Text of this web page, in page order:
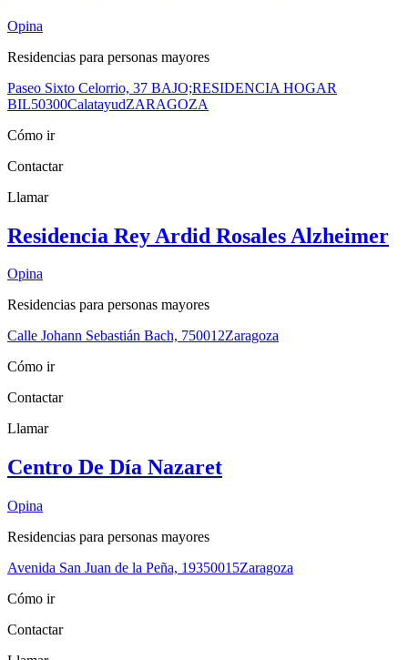
Opina
Residencias para personas mayores
Paseo Sixto Celorrio, 37 BAJO;RESIDENCIA HOGAR
BIL50300CalatayudZARAGOZA
Cómo ir
Contactar
Llamar
Residencia Rey Ardid Rosales Alzheimer
Opina
Residencias para personas mayores
Calle Johann Sebastián Bach, 750012Zaragoza
Cómo ir
Contactar
Llamar
Centro De Día Nazaret
Opina
Residencias para personas mayores
Avenida San Juan de la Peña, 19350015Zaragoza
Cómo ir
Contactar